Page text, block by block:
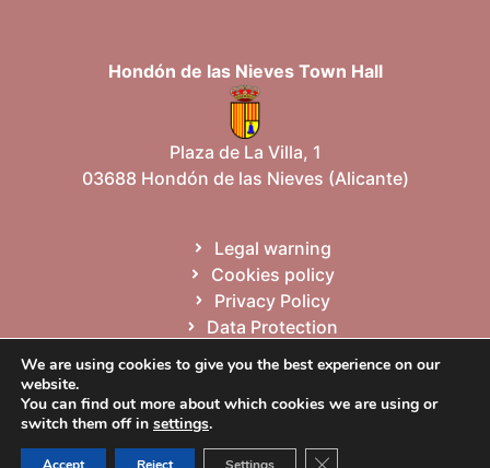
Hondón de las Nieves Town Hall
Plaza de La Villa, 1
03688 Hondón de las Nieves (Alicante)
Legal warning
Cookies policy
Privacy Policy
Data Protection
We are using cookies to give you the best experience on our
website.
You can find out more about which cookies we are using or
switch them off in settings.
Close GDPR Cookie
Español